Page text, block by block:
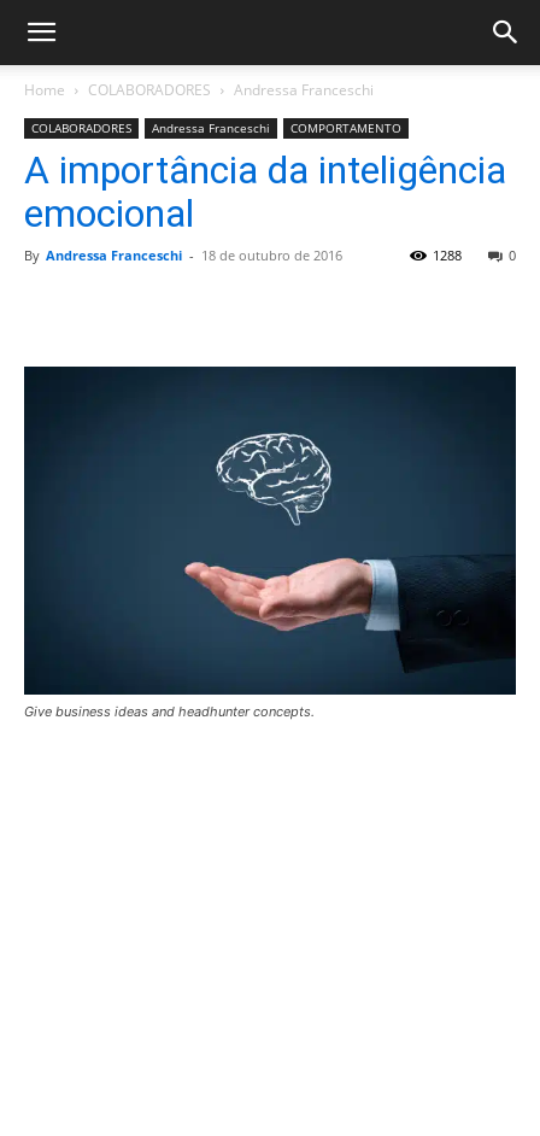
Home COLABORADORES Andressa Franceschi
COLABORADORES Andressa Franceschi COMPORTAMENTO
A importância da inteligência
emocional
By Andressa Franceschi - 18 de outubro de 2016 0
1288
Give business ideas and headhunter concepts.